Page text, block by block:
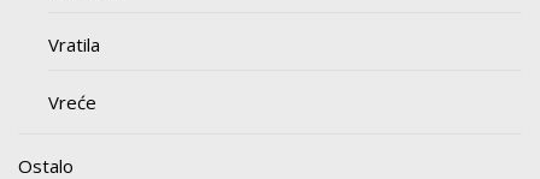
Vratila
Vreće
Ostalo